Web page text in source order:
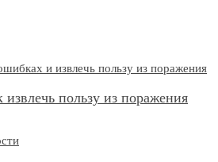
пользу из поражения